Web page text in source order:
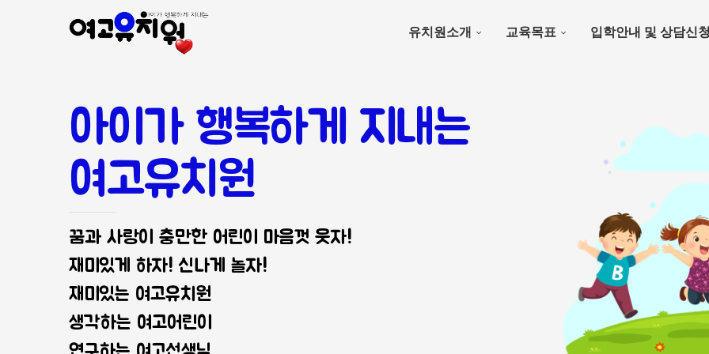
유치원소개 교육목표 입학안내 및 상담신
아이가 행복하게 지내는
여고유치원
꿈과 사랑이 충만한 어린이 마음껏 웃자!
재미있게 하자! 신나게 놀자!
재미있는 여고유치원
생각하는 여고어린이